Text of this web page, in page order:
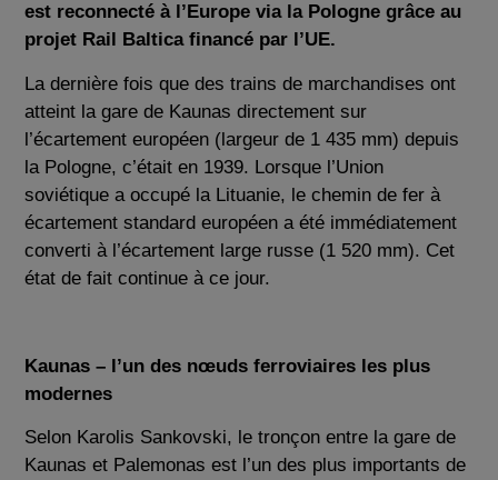
est reconnecté à l’Europe via la Pologne grâce au
projet Rail Baltica financé par l’UE.
La dernière fois que des trains de marchandises ont
atteint la gare de Kaunas directement sur
l’écartement européen (largeur de 1 435 mm) depuis
la Pologne, c’était en 1939. Lorsque l’Union
soviétique a occupé la Lituanie, le chemin de fer à
écartement standard européen a été immédiatement
converti à l’écartement large russe (1 520 mm). Cet
état de fait continue à ce jour.
Kaunas – l’un des nœuds ferroviaires les plus
modernes
Selon Karolis Sankovski, le tronçon entre la gare de
Kaunas et Palemonas est l’un des plus importants de